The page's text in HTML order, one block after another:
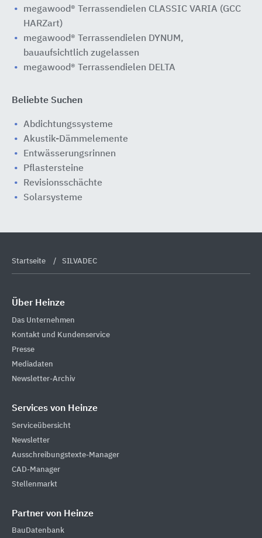
megawood® Terrassendielen CLASSIC VARIA (GCC
HARZart)
megawood® Terrassendielen DYNUM,
bauaufsichtlich zugelassen
megawood® Terrassendielen DELTA
Beliebte Suchen
Abdichtungssysteme
Akustik-Dämmelemente
Entwässerungsrinnen
Pflastersteine
Revisionsschächte
Solarsysteme
Startseite SILVADEC
Über Heinze
Das Unternehmen
Kontakt und Kundenservice
Presse
Mediadaten
Newsletter-Archiv
Services von Heinze
Serviceübersicht
Newsletter
Ausschreibungstexte-Manager
CAD-Manager
Stellenmarkt
Partner von Heinze
BauDatenbank